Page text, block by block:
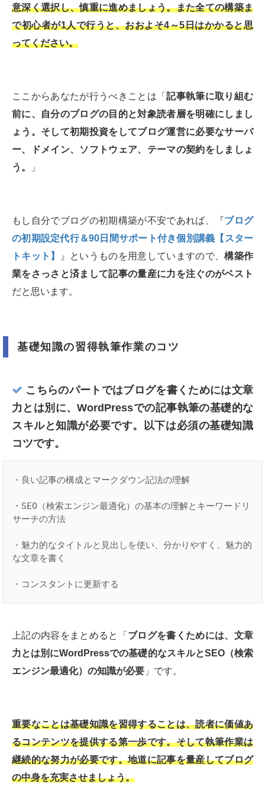
意深く選択し、慎重に進めましょう。また全ての構築ま
で初心者が1人で行うと、おおよそ4～5日はかかると思
ってください。
ここからあなたが行うべきことは「記事執筆に取り組む
前に、自分のブログの目的と対象読者層を明確にしまし
ょう。そして初期投資をしてブログ運営に必要なサーバ
ー、ドメイン、ソフトウェア、テーマの契約をしましょ
う。
」
もし自分でブログの初期構築が不安であれば、『ブログ
の初期設定代行＆90日間サポート付き個別講義【スター
トキット】
』というものを用意していますので、構築作
業をさっさと済まして記事の量産に力を注ぐのがベスト
だと思います。
基礎知識の習得執筆作業のコツ
こちらのパートではブログを書くためには文章
力とは別に、WordPressでの記事執筆の基礎的な
スキルと知識が必要です。以下は必須の基礎知識
コツです。
・良い記事の構成とマークダウン記法の理解
・SEO（検索エンジン最適化）の基本の理解とキーワードリ
サーチの方法
・魅力的なタイトルと見出しを使い、分かりやすく、魅力的
な文章を書く
・コンスタントに更新する
上記の内容をまとめると「 ブログを書くためには、文章
力とは別にWordPressでの基礎的なスキルとSEO（検索
エンジン最適化）の知識が必要 」です。
重要なことは基礎知識を習得することは、読者に価値あ
るコンテンツを提供する第一歩です。そして執筆作業は
継続的な努力が必要です。地道に記事を量産してブログ
の中身を充実させましょう。